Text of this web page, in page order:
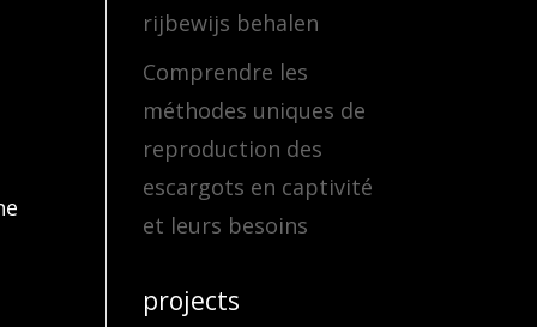
rijbewijs behalen
Comprendre les
méthodes uniques de
reproduction des
escargots en captivité
et leurs besoins
projects